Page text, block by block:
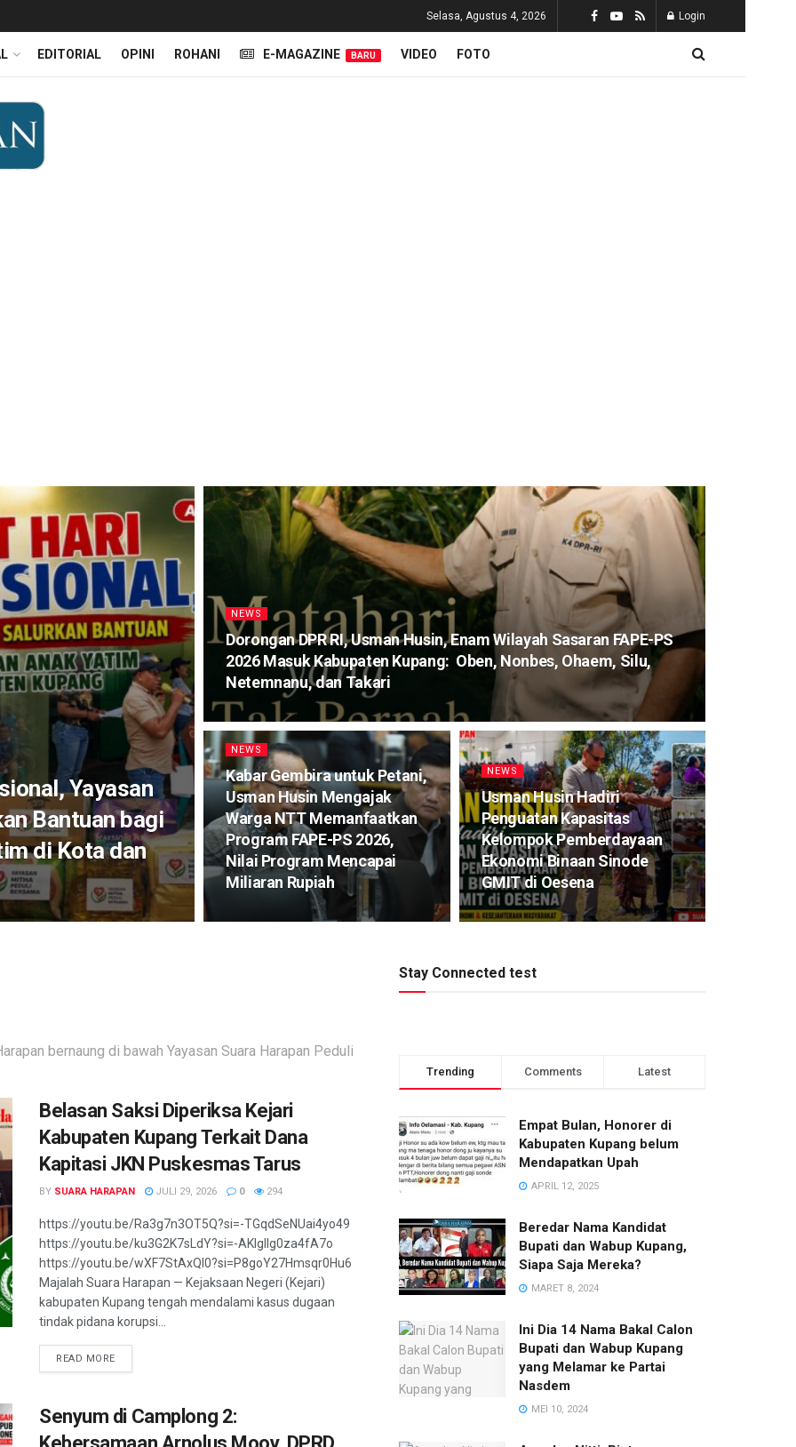
Selasa, Agustus 4, 2026 Login
EDITORIAL OPINI ROHANI E-MAGAZINE BARU VIDEO FOTO
Yayasan
Bantuan bagi
di Kota dan
NEWS
Dorongan DPR RI, Usman Husin, Enam Wilayah Sasaran FAPE-PS
2026 Masuk Kabupaten Kupang: Oben, Nonbes, Ohaem, Silu,
Netemnanu, dan Takari
NEWS
Kabar Gembira untuk Petani,
Usman Husin Mengajak
Warga NTT Memanfaatkan
Program FAPE-PS 2026,
Nilai Program Mencapai
Miliaran Rupiah
NEWS
​Usman Husin Hadiri
Penguatan Kapasitas
Kelompok Pemberdayaan
Ekonomi Binaan Sinode
GMIT di Oesena
bernaung di bawah Yayasan Suara Harapan Peduli
Belasan Saksi Diperiksa Kejari
Kabupaten Kupang Terkait Dana
Kapitasi JKN Puskesmas Tarus
BY SUARA HARAPAN JULI 29, 2026 0 294
https://youtu.be/Ra3g7n3OT5Q?si=-TGqdSeNUai4yo49
https://youtu.be/ku3G2K7sLdY?si=-AKlgllg0za4fA7o ​
https://youtu.be/wXF7StAxQI0?si=P8goY27Hmsqr0Hu6
Majalah Suara Harapan — Kejaksaan Negeri (Kejari)
kabupaten Kupang tengah mendalami kasus dugaan
tindak pidana korupsi...
READ MORE
Senyum di Camplong 2:
Stay Connected test
Trending Comments Latest
Empat Bulan, Honorer di
Kabupaten Kupang belum
Mendapatkan Upah
APRIL 12, 2025
Beredar Nama Kandidat
Bupati dan Wabup Kupang,
Siapa Saja Mereka?
MARET 8, 2024
Ini Dia 14 Nama Bakal Calon
Bupati dan Wabup Kupang
yang Melamar ke Partai
Nasdem
MEI 10, 2024